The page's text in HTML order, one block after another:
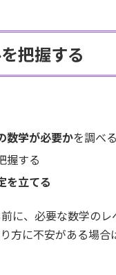
把握する
数学が必要かを調べる
握する
を立てる
に、必要な数学の
方に不安がある場合